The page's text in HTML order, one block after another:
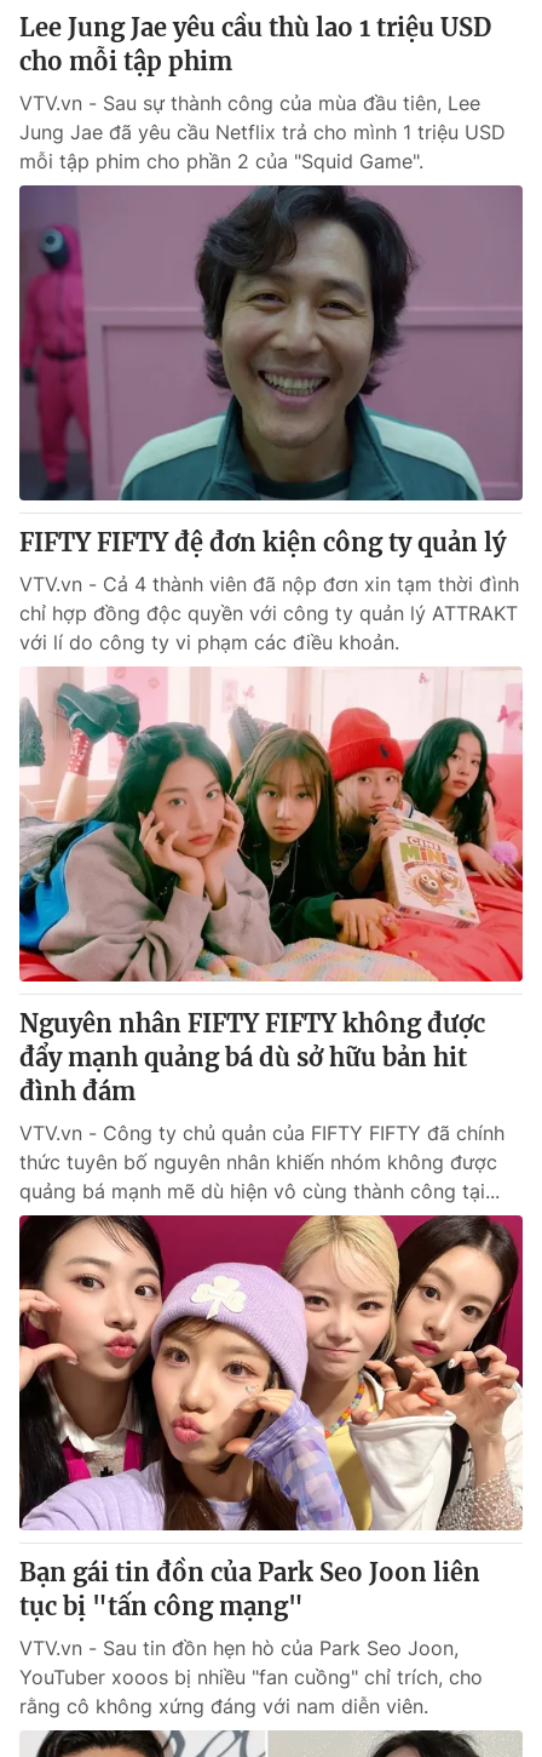
Lee Jung Jae yêu cầu thù lao 1 triệu USD
cho mỗi tập phim
VTV.vn - Sau sự thành công của mùa đầu tiên, Lee
Jung Jae đã yêu cầu Netflix trả cho mình 1 triệu USD
mỗi tập phim cho phần 2 của "Squid Game".
FIFTY FIFTY đệ đơn kiện công ty quản lý
VTV.vn - Cả 4 thành viên đã nộp đơn xin tạm thời đình
chỉ hợp đồng độc quyền với công ty quản lý ATTRAKT
với lí do công ty vi phạm các điều khoản.
Nguyên nhân FIFTY FIFTY không được
đẩy mạnh quảng bá dù sở hữu bản hit
đình đám
VTV.vn - Công ty chủ quản của FIFTY FIFTY đã chính
thức tuyên bố nguyên nhân khiến nhóm không được
quảng bá mạnh mẽ dù hiện vô cùng thành công tại...
Bạn gái tin đồn của Park Seo Joon liên
tục bị "tấn công mạng"
VTV.vn - Sau tin đồn hẹn hò của Park Seo Joon,
YouTuber xooos bị nhiều "fan cuồng" chỉ trích, cho
rằng cô không xứng đáng với nam diễn viên.